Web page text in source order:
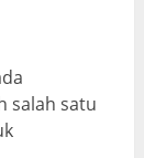
salah satu